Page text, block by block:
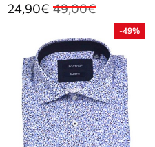
24,90€ 49,00€
-49%